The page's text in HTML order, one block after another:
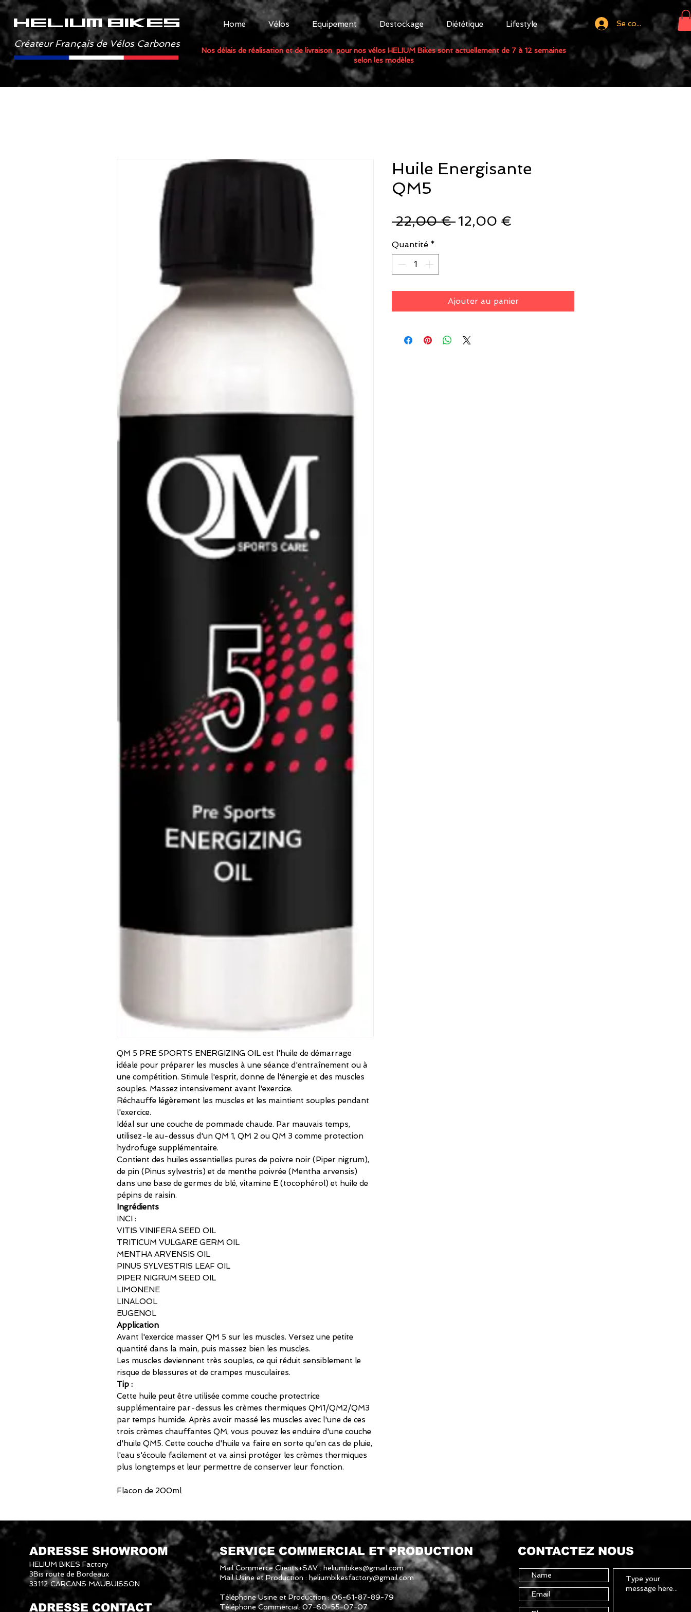
helium bikes Home Vélos Equipement Destockage Diététique Lifestyle
Créateur Français de Vélos Carbones
Nos délais de réalisation et de livraison pour nos vélos HELIUM Bikes sont actuellement de 7 à 12 semaines
selon les modèles
Se connecter
QM 5 PRE SPORTS ENERGIZING OIL est l'huile de démarrage
idéale pour préparer les muscles à une séance d'entraînement ou à
une compétition. Stimule l'esprit, donne de l'énergie et des muscles
souples. Massez intensivement avant l'exercice.
Réchauffe légèrement les muscles et les maintient souples pendant
l'exercice.
Idéal sur une couche de pommade chaude. Par mauvais temps,
utilisez-le au-dessus d'un QM 1, QM 2 ou QM 3 comme protection
hydrofuge supplémentaire.
Contient des huiles essentielles pures de poivre noir (Piper nigrum),
de pin (Pinus sylvestris) et de menthe poivrée (Mentha arvensis)
dans une base de germes de blé, vitamine E (tocophérol) et huile de
pépins de raisin.
Ingrédients
INCI :
VITIS VINIFERA SEED OIL
TRITICUM VULGARE GERM OIL
MENTHA ARVENSIS OIL
PINUS SYLVESTRIS LEAF OIL
PIPER NIGRUM SEED OIL
LIMONENE
LINALOOL
EUGENOL
Application
Avant l'exercice masser QM 5 sur les muscles. Versez une petite
quantité dans la main, puis massez bien les muscles.
Les muscles deviennent très souples, ce qui réduit sensiblement le
risque de blessures et de crampes musculaires.
Tip :
Cette huile peut être utilisée comme couche protectrice
supplémentaire par-dessus les crèmes thermiques QM1/QM2/QM3
par temps humide. Après avoir massé les muscles avec l'une de ces
trois crèmes chauffantes QM, vous pouvez les enduire d'une couche
d'huile QM5. Cette couche d'huile va faire en sorte qu'en cas de pluie,
l'eau s'écoule facilement et va ainsi protéger les crèmes thermiques
plus longtemps et leur permettre de conserver leur fonction.
Flacon de 200ml
Huile Energisante
QM5
22,00 € Prix
12,00 €
Quantité *
Ajouter au panier
ADRESSE SHOWROOM
HELIUM BIKES Factory
3Bis route de Bordeaux
33112 CARCANS MAUBUISSON
ADRESSE CONTACT
SERVICE COMMERCIAL ET PRODUCTION
Mail Commerce Clients+SAV :heliumbikes@gmail.com
Mail Usine et Production : heliumbikesfactory@gmail.com
Téléphone Usine et Production : 06-61-87-89-79
Téléphone Commercial: 07-60-55-07-07
CONTACTEZ NOUS